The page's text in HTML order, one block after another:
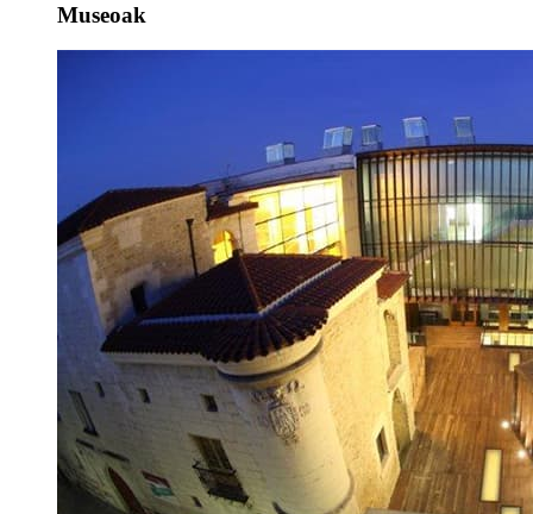
Museoak